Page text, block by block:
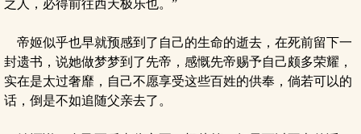
之人，必得前往西天极乐也。”
帝姬似乎也早就预感到了自己的生命的逝去，在死前留下一
封遗书，说她做梦梦到了先帝，感慨先帝赐予自己颇多荣耀，
实在是太过奢靡，自己不愿享受这些百姓的供奉，倘若可以的
话，倒是不如追随父亲去了。